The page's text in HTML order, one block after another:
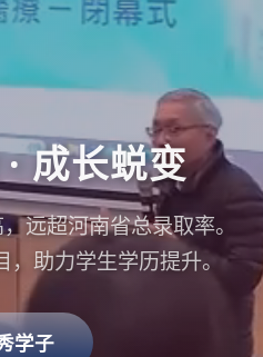
成长蜕变
远超河南省总录取率。
，助力学生学历提升。
学子